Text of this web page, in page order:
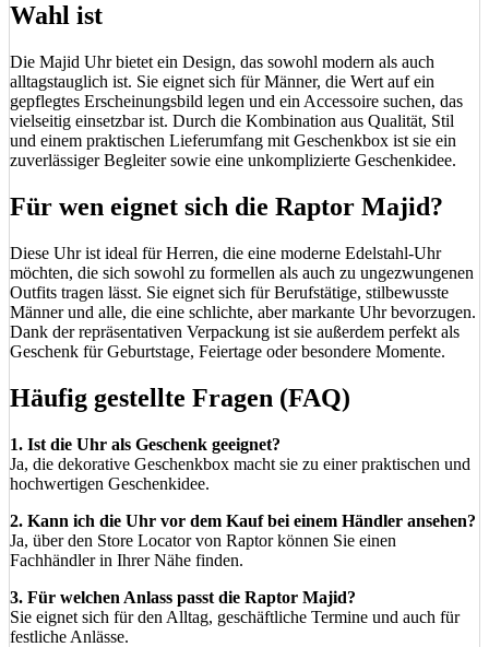
Wahl ist
Die Majid Uhr bietet ein Design, das sowohl modern als auch
alltagstauglich ist. Sie eignet sich für Männer, die Wert auf ein
gepflegtes Erscheinungsbild legen und ein Accessoire suchen, das
vielseitig einsetzbar ist. Durch die Kombination aus Qualität, Stil
und einem praktischen Lieferumfang mit Geschenkbox ist sie ein
zuverlässiger Begleiter sowie eine unkomplizierte Geschenkidee.
Für wen eignet sich die Raptor Majid?
Diese Uhr ist ideal für Herren, die eine moderne Edelstahl-Uhr
möchten, die sich sowohl zu formellen als auch zu ungezwungenen
Outfits tragen lässt. Sie eignet sich für Berufstätige, stilbewusste
Männer und alle, die eine schlichte, aber markante Uhr bevorzugen.
Dank der repräsentativen Verpackung ist sie außerdem perfekt als
Geschenk für Geburtstage, Feiertage oder besondere Momente.
Häufig gestellte Fragen (FAQ)
1. Ist die Uhr als Geschenk geeignet?
Ja, die dekorative Geschenkbox macht sie zu einer praktischen und
hochwertigen Geschenkidee.
2. Kann ich die Uhr vor dem Kauf bei einem Händler ansehen?
Ja, über den Store Locator von Raptor können Sie einen
Fachhändler in Ihrer Nähe finden.
3. Für welchen Anlass passt die Raptor Majid?
Sie eignet sich für den Alltag, geschäftliche Termine und auch für
festliche Anlässe.